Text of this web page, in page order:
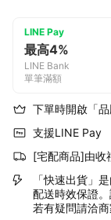
LINE Pay
最高4%
LINE Bank
單筆滿額
下單時開啟「
支援LINE Pay
[宅配商品]由收
「快速出貨」
配送時效保證
若有疑問請洽商